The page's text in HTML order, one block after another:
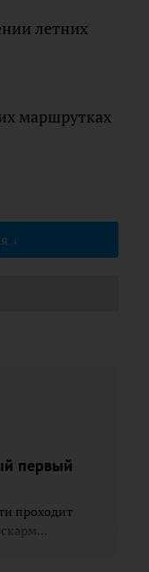
летних
маршрутках
первый
проходит